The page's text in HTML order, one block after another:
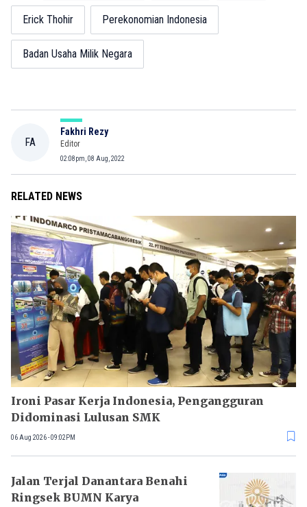
Erick Thohir Perekonomian Indonesia
Badan Usaha Milik Negara
FA
Fakhri Rezy
Editor
02:08pm, 08 Aug, 2022
RELATED NEWS
Ironi Pasar Kerja Indonesia, Pengangguran
Didominasi Lulusan SMK
06 Aug 2026 - 09:02PM
Jalan Terjal Danantara Benahi
Ringsek BUMN Karya